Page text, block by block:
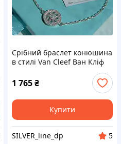
Срібний браслет конюшина
в стилі Van Cleef Ван Кліф
чорний онікс одна квітка
конюшина 17 18 19 20 19,5
см
1 765₴
Купити
SILVER_line_dp
5